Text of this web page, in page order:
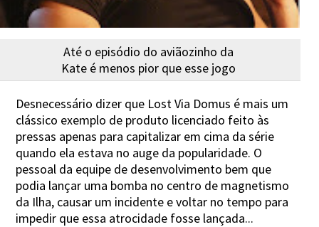
Até o episódio do aviãozinho da
Kate é menos pior que esse jogo
Desnecessário dizer que Lost Via Domus é mais um
clássico exemplo de produto licenciado feito às
pressas apenas para capitalizar em cima da série
quando ela estava no auge da popularidade. O
pessoal da equipe de desenvolvimento bem que
podia lançar uma bomba no centro de magnetismo
da Ilha, causar um incidente e voltar no tempo para
impedir que essa atrocidade fosse lançada...